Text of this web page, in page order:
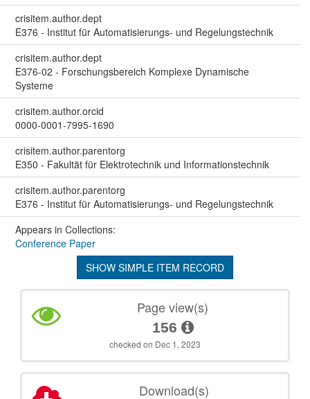
crisitem.author.dept
E376 - Institut für Automatisierungs- und Regelungstechnik
crisitem.author.dept
E376-02 - Forschungsbereich Komplexe Dynamische
Systeme
crisitem.author.orcid
0000-0001-7995-1690
crisitem.author.parentorg
E350 - Fakultät für Elektrotechnik und Informationstechnik
crisitem.author.parentorg
E376 - Institut für Automatisierungs- und Regelungstechnik
Appears in Collections:
Conference Paper
SHOW SIMPLE ITEM RECORD
Page view(s)
156
checked on Dec 1, 2023
Download(s)